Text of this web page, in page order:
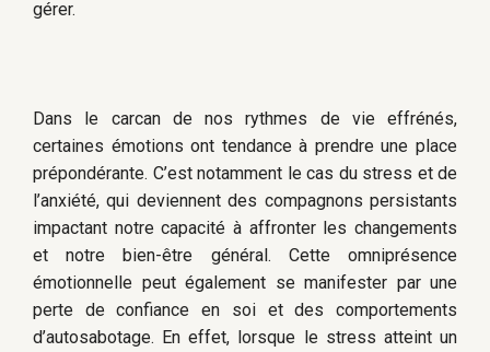
gérer.
Dans le carcan de nos rythmes de vie effrénés,
certaines émotions ont tendance à prendre une place
prépondérante. C’est notamment le cas du stress et de
l’anxiété, qui deviennent des compagnons persistants
impactant notre capacité à affronter les changements
et notre bien-être général. Cette omniprésence
émotionnelle peut également se manifester par une
perte de confiance en soi et des comportements
d’autosabotage. En effet, lorsque le stress atteint un